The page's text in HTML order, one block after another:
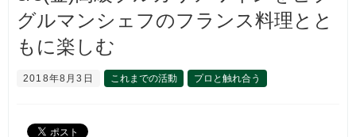
グルマンシェフのフランス料理とと
もに楽しむ
2018年8月3日 これまでの活動 プロと触れ合う